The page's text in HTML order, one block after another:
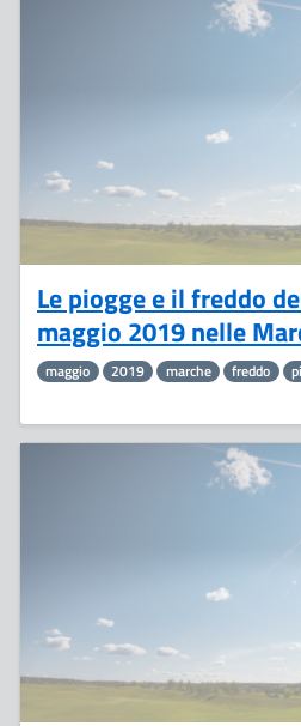
Le piogge e il freddo
maggio 2019 nelle
maggio 2019 marche freddo